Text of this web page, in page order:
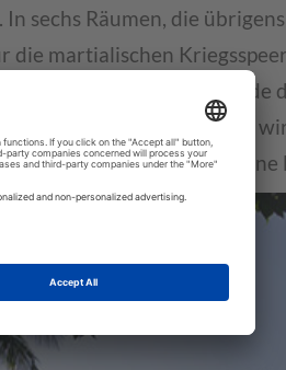
sechs Räumen, die
die martialischen
persönliche
Teppichen und Statuen
Reise zurück in